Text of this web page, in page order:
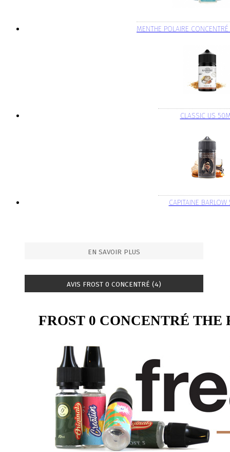
MENTHE POLAIRE
CLASSIC US
CAPITAINE
EN SAVOIR PLUS
AVIS FROST 0 CONCENTRÉ (4)
FROST 0 CONCENTRÉ THE